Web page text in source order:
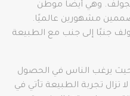
وهي أيضًا موطن
مشهورين عالميًا.
جنبًا إلى جنب مع الطبيعة
حيث يرغب الناس في الحصول
تزال تجربة الطبيعة تأتي في